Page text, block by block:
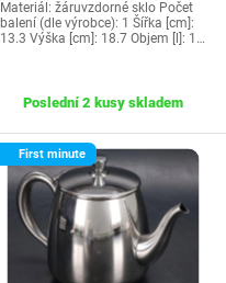
Materiál: žáruvzdorné sklo Počet
balení (dle výrobce): 1 Šířka [cm]:
13.3 Výška [cm]: 18.7 Objem [l]: 1…
Poslední 2 kusy skladem
First minute